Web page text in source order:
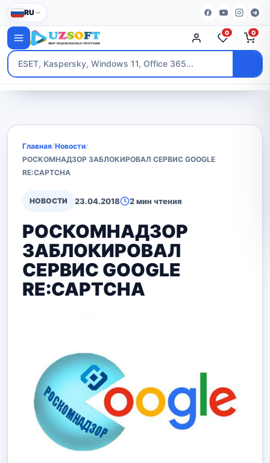
RU
0 0
Главная/Новости/
РОСКОМНАДЗОР ЗАБЛОКИРОВАЛ СЕРВИС GOOGLE
RE:CAPTCHA
НОВОСТИ 23.04.2018 2 мин чтения
РОСКОМНАДЗОР
ЗАБЛОКИРОВАЛ
СЕРВИС GOOGLE
RE:CAPTCHA